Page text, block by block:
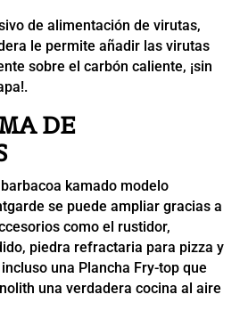
de alimentación de virutas,
le permite añadir las virutas
sobre el carbón caliente, ¡sin
DE
kamado modelo
se puede ampliar gracias a
como el rustidor,
piedra refractaria para pizza y
una Plancha Fry-top que
una verdadera cocina al aire